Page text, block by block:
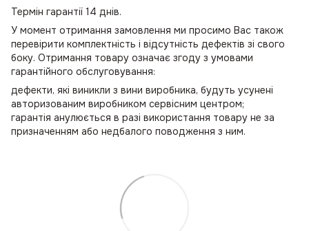
Термін гарантії 14 днів.
У момент отримання замовлення ми просимо Вас також
перевірити комплектність і відсутність дефектів зі свого
боку. Отримання товару означає згоду з умовами
гарантійного обслуговування:
дефекти, які виникли з вини виробника, будуть усунені
авторизованим виробником сервісним центром;
гарантія анулюється в разі використання товару не за
призначенням або недбалого поводження з ним.